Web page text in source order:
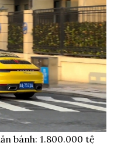
bánh: 1.800.000 tệ